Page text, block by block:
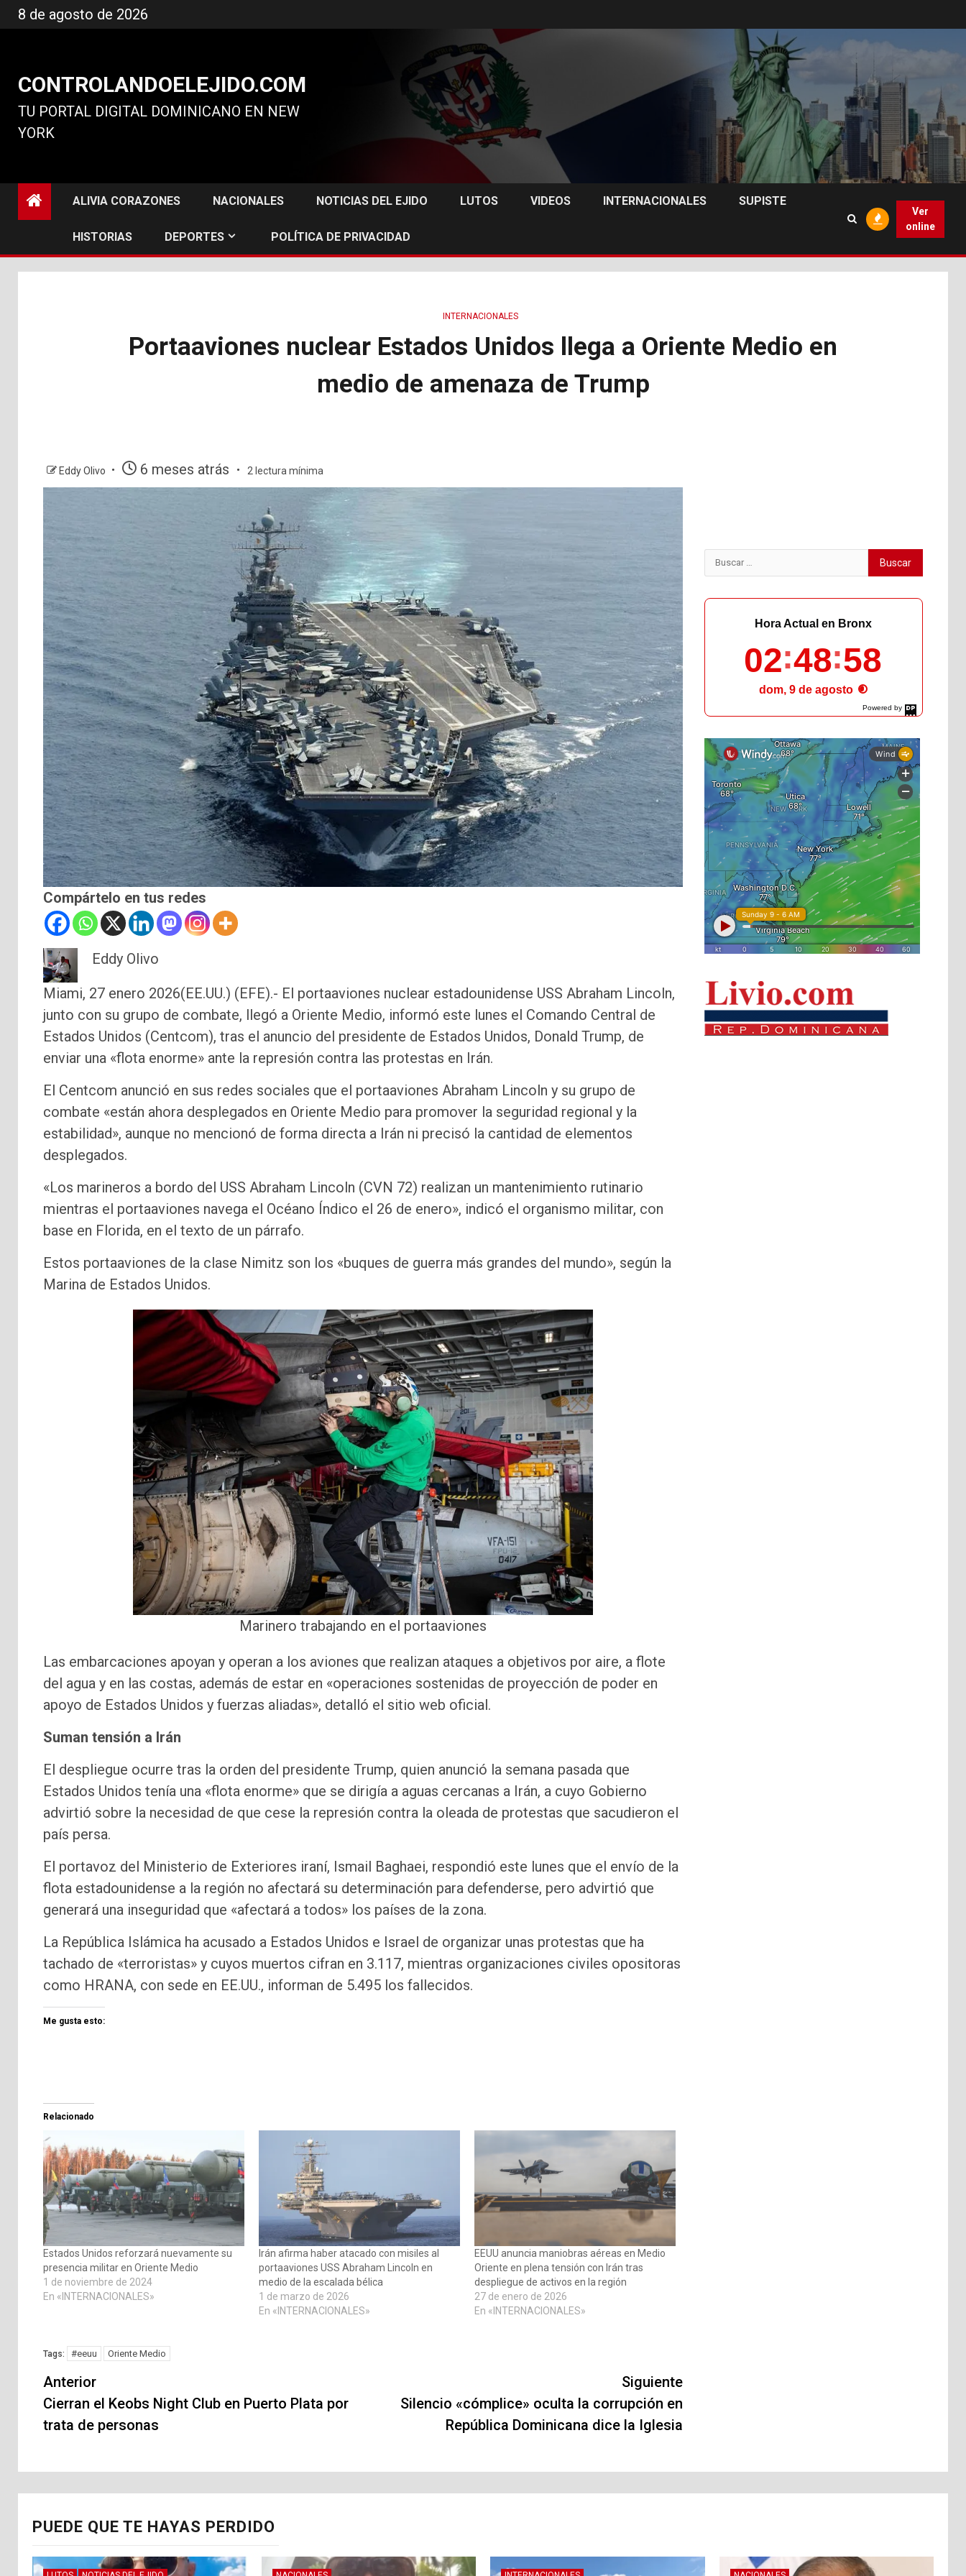
al
8 de agosto de 2026
CONTROLANDOELEJIDO.COM
TU PORTAL DIGITAL DOMINICANO EN NEW
YORK
ALIVIA CORAZONES NACIONALES NOTICIAS DEL EJIDO LUTOS VIDEOS INTERNACIONALES SUPISTE
HISTORIAS DEPORTES POLÍTICA DE PRIVACIDAD
Ver
online
INTERNACIONALES
Portaaviones nuclear Estados Unidos llega a Oriente Medio en
medio de amenaza de Trump
Eddy Olivo 6 meses atrás 2 lectura mínima
Compártelo en tus redes
Eddy Olivo
Miami, 27 enero 2026(EE.UU.) (EFE).- El portaaviones nuclear estadounidense USS Abraham Lincoln,
junto con su grupo de combate, llegó a Oriente Medio, informó este lunes el Comando Central de
Estados Unidos (Centcom), tras el anuncio del presidente de Estados Unidos, Donald Trump, de
enviar una «flota enorme» ante la represión contra las protestas en Irán.
El Centcom anunció en sus redes sociales que el portaaviones Abraham Lincoln y su grupo de
combate «están ahora desplegados en Oriente Medio para promover la seguridad regional y la
estabilidad», aunque no mencionó de forma directa a Irán ni precisó la cantidad de elementos
desplegados.
«Los marineros a bordo del USS Abraham Lincoln (CVN 72) realizan un mantenimiento rutinario
mientras el portaaviones navega el Océano Índico el 26 de enero», indicó el organismo militar, con
base en Florida, en el texto de un párrafo.
Estos portaaviones de la clase Nimitz son los «buques de guerra más grandes del mundo», según la
Marina de Estados Unidos.
Marinero trabajando en el portaaviones
Las embarcaciones apoyan y operan a los aviones que realizan ataques a objetivos por aire, a flote
del agua y en las costas, además de estar en «operaciones sostenidas de proyección de poder en
apoyo de Estados Unidos y fuerzas aliadas», detalló el sitio web oficial.
Suman tensión a Irán
El despliegue ocurre tras la orden del presidente Trump, quien anunció la semana pasada que
Estados Unidos tenía una «flota enorme» que se dirigía a aguas cercanas a Irán, a cuyo Gobierno
advirtió sobre la necesidad de que cese la represión contra la oleada de protestas que sacudieron el
país persa.
El portavoz del Ministerio de Exteriores iraní, Ismail Baghaei, respondió este lunes que el envío de la
flota estadounidense a la región no afectará su determinación para defenderse, pero advirtió que
generará una inseguridad que «afectará a todos» los países de la zona.
La República Islámica ha acusado a Estados Unidos e Israel de organizar unas protestas que ha
tachado de «terroristas» y cuyos muertos cifran en 3.117, mientras organizaciones civiles opositoras
como HRANA, con sede en EE.UU., informan de 5.495 los fallecidos.
Me gusta esto:
Relacionado
Estados Unidos reforzará nuevamente su
presencia militar en Oriente Medio
1 de noviembre de 2024
En «INTERNACIONALES»
Irán afirma haber atacado con misiles al
portaaviones USS Abraham Lincoln en
medio de la escalada bélica
1 de marzo de 2026
En «INTERNACIONALES»
EEUU anuncia maniobras aéreas en Medio
Oriente en plena tensión con Irán tras
despliegue de activos en la región
27 de enero de 2026
En «INTERNACIONALES»
Tags: #eeuu Oriente Medio
Navegación
de
entradas
Anterior
Cierran el Keobs Night Club en Puerto Plata por
trata de personas
Siguiente
Silencio «cómplice» oculta la corrupción en
República Dominicana dice la Iglesia
Buscar:
Powered by
DaysPedia.com
Hora Actual en Bronx
02 49 00
dom, 9 de agosto
PUEDE QUE TE HAYAS PERDIDO